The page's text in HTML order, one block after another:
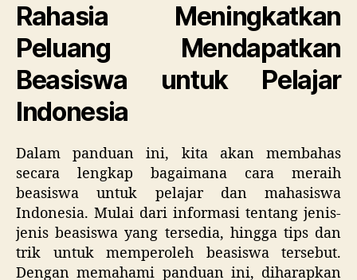
Rahasia Meningkatkan
Peluang Mendapatkan
Beasiswa untuk Pelajar
Indonesia
Dalam panduan ini, kita akan membahas
secara lengkap bagaimana cara meraih
beasiswa untuk pelajar dan mahasiswa
Indonesia. Mulai dari informasi tentang jenis-
jenis beasiswa yang tersedia, hingga tips dan
trik untuk memperoleh beasiswa tersebut.
Dengan memahami panduan ini, diharapkan